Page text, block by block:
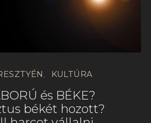
KULTÚRA
és BÉKE?
békét hozott?